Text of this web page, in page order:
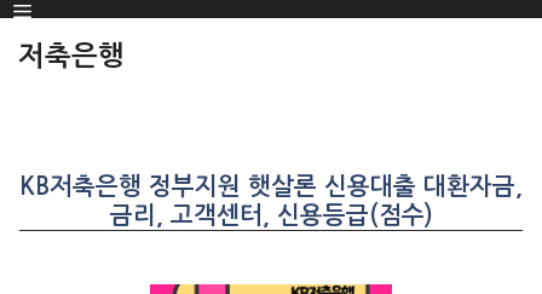
SKIP
TO
Menu
저축은행
KB저축은행 정부지원 햇살론 신용대출 대환자금,
금리, 고객센터, 신용등급(점수)